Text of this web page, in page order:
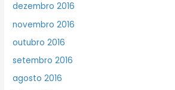
dezembro 2016
novembro 2016
outubro 2016
setembro 2016
agosto 2016